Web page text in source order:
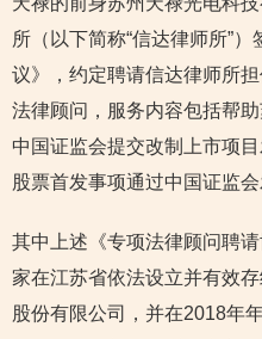
所（以下简称“信达律师所”
议》，约定聘请信达律师所
法律顾问，服务内容包括帮
中国证监会提交改制上市项
股票首发事项通过中国证监
其中上述《专项法律顾问聘
家在江苏省依法设立并有效
股份有限公司，并在2018年